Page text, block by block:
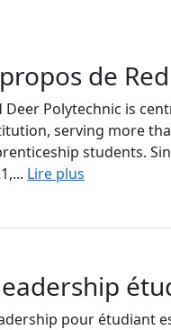
de
Deer Polytechnic is
serving more
students.
Lire plus
pour étudiant